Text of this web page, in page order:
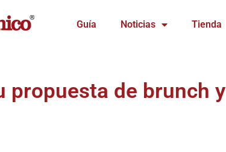
Guía Noticias Tienda
propuesta de brunch y